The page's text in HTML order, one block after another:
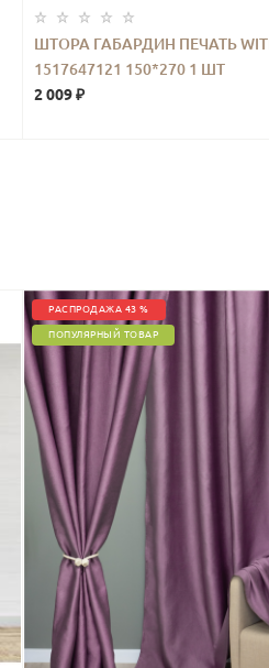
ШТОРА ГАБАРДИН ПЕЧАТЬ
1517647121 150*270 1 ШТ
2 009 ₽
РАСПРОДАЖА 43 %
ПОПУЛЯРНЫЙ ТОВАР